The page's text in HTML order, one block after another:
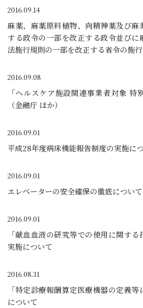
2016.09.14
麻薬、麻薬原料植物、向精神薬及び麻
する政令の一部を改正する政令並びに
法施行規則の一部を改正する省令の施
2016.09.08
「ヘルスケア施設関連事業者対象 特
（金融庁 ほか）
2016.09.01
平成28年度病床機能報告制度の実施に
2016.09.01
エレベーターの安全確保の徹底について
2016.09.01
「献血血液の研究等での使用に関す
実施について
2016.08.31
「特定診療報酬算定医療機器の定義
について